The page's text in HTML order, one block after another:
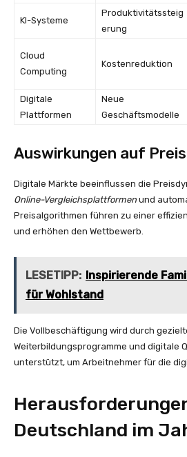
KI-Systeme
Produktivitätssteig
erung
Cloud
Computing
Kostenreduktion
Digitale
Plattformen
Neue
Geschäftsmodelle
Auswirkungen auf
Digitale Märkte beeinflussen die
Online-Vergleichsplattformen und
Preisalgorithmen führen zu einer
und erhöhen den Wettbewerb.
LESETIPP: Inspirierende
für Wohlstand
Die Vollbeschäftigung wird durch
Weiterbildungsprogramme und digitale
unterstützt, um Arbeitnehmer für die
Deutschland im